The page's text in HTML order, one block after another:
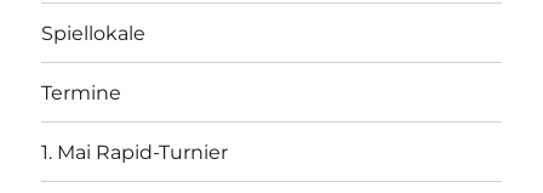
Spiellokale
Termine
1. Mai Rapid-Turnier